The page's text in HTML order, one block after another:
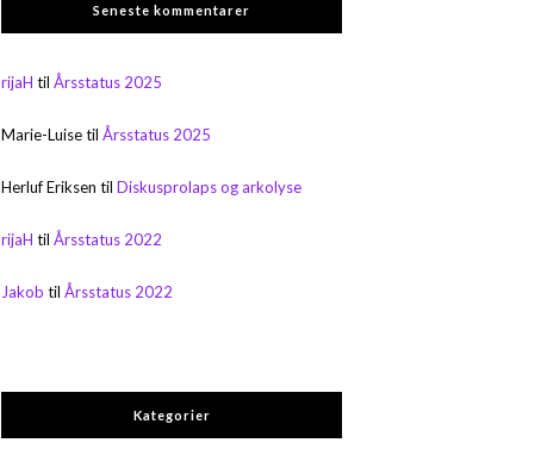
Seneste kommentarer
rijaH tilÅrsstatus 2025
Marie-LuisetilÅrsstatus 2025
Herluf Eriksen tilDiskusprolaps og arkolyse
rijaH tilÅrsstatus 2022
Jakob tilÅrsstatus 2022
Kategorier